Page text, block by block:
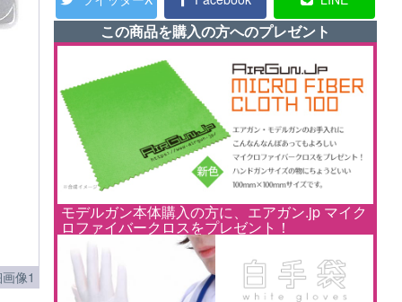
この商品を購入の方へのプレゼント
モデルガン本体購入の方に、エアガン.jp マイク
ロファイバークロスをプレゼント！
像1